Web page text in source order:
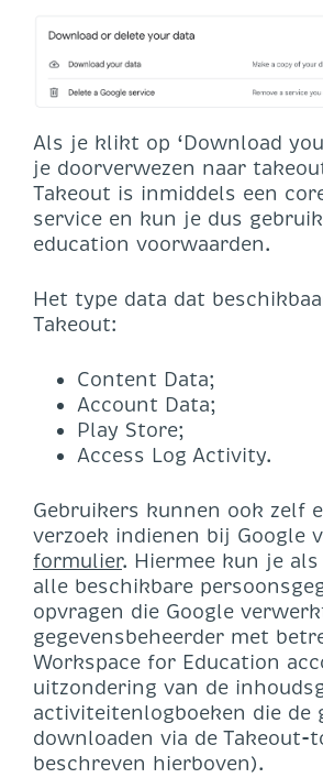
Als je klikt op ‘Download
je doorverwezen naar
Takeout is inmiddels een
service en kun je dus
education voorwaarden.
Het type data dat
Takeout:
Content Data;
Account Data;
Play Store;
Access Log Activity.
Gebruikers kunnen ook zelf
verzoek indienen bij Google
formulier. Hiermee kun je
alle beschikbare
opvragen die Google
gegevensbeheerder met
Workspace for Education
uitzondering van de
activiteitenlogboeken die de
downloaden via de Takeout-
beschreven hierboven).